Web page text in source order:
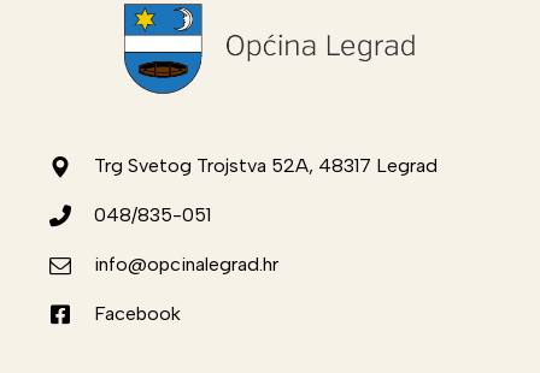
Trg Svetog Trojstva 52A, 48317 Legrad
048/835-051
info@opcinalegrad.hr
Facebook